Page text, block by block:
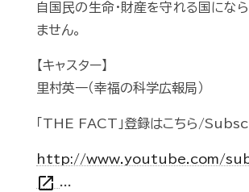
自国民の生命・財産を守れる国にな
ません。
【キャスター】
里村英一（幸福の科学広報局）
「THE FACT」登録はこちら/
http://www.youtube.com/
open_in_new ...